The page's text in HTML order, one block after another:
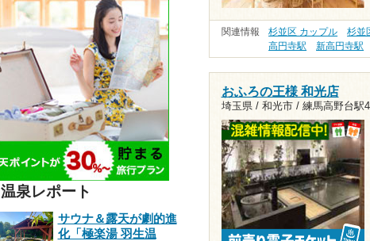
関連情報 杉並区 カップル 杉並
高円寺駅
新高円寺駅
おふろの王様 和光店
埼玉県 / 和光市 / 練馬高野台駅
温泉レポート
サウナ＆露天が劇的進
化「極楽湯 羽生温